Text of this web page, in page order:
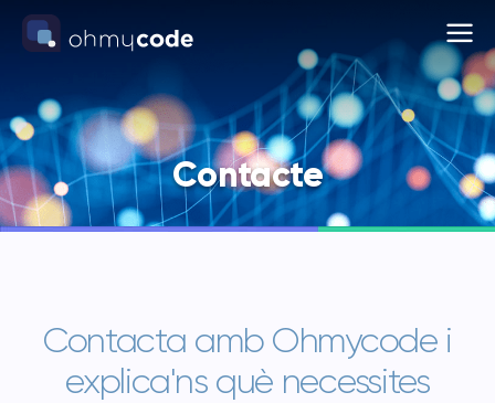
QUI SOM
PROJECTES
Contacte
Contacta amb Ohmycode i
explica'ns què necessites